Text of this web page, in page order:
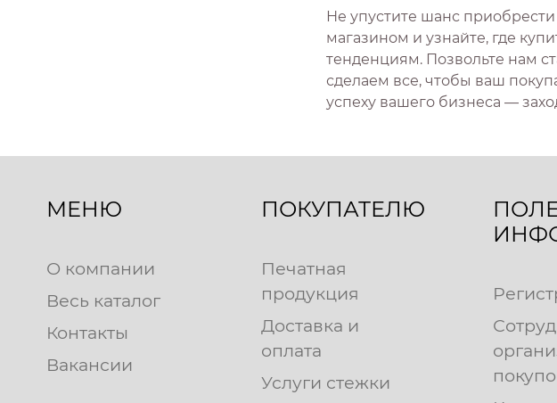
Черный 36
Шоколадный 2
Деревня
Еда 0
Зима 0
Космос 0
Кружево
0
Не упустите шанс
магазином и узнайте, где
тенденциям. Позвольте нам
сделаем все, чтобы ваш
успеху вашего бизнеса —
МЕНЮ
О компании
Весь каталог
Контакты
Вакансии
ПОКУПАТЕЛЮ
Печатная
продукция
Доставка и
оплата
Услуги стежки